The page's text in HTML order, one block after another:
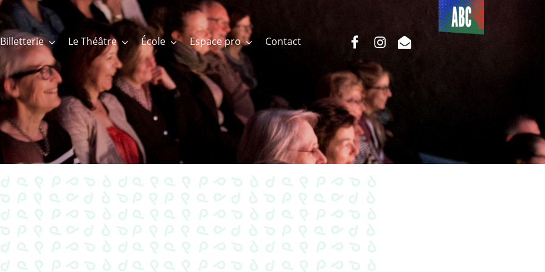
Billetterie Le Théâtre École Espace pro Contact
Du côté
de l’ABC
facebookinstagram
email